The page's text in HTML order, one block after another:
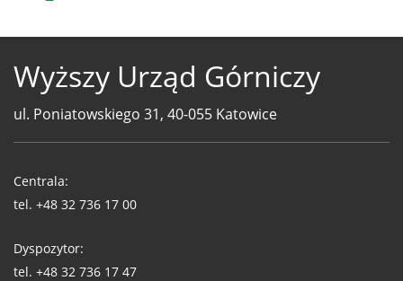
Wyższy Urząd Górniczy
ul. Poniatowskiego 31, 40-055 Katowice
WUG
Centrala:
tel. +48 32 736 17 00
Dyspozytor:
tel. +48 32 736 17 47